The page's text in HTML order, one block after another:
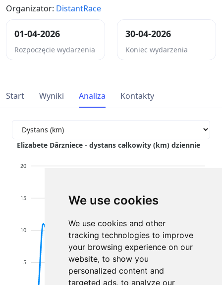
We use cookies
We use cookies and other
tracking technologies to improve
your browsing experience on our
website, to show you
personalized content and
targeted ads, to analyze our
Organizator: DistantRace
01-04-2026
Rozpoczęcie wydarzenia
30-04-2026
Koniec wydarzenia
Start Wyniki Analiza Kontakty
Elizabete Dārzniece - dystans całkowity (km) dziennie
20
15
10
5